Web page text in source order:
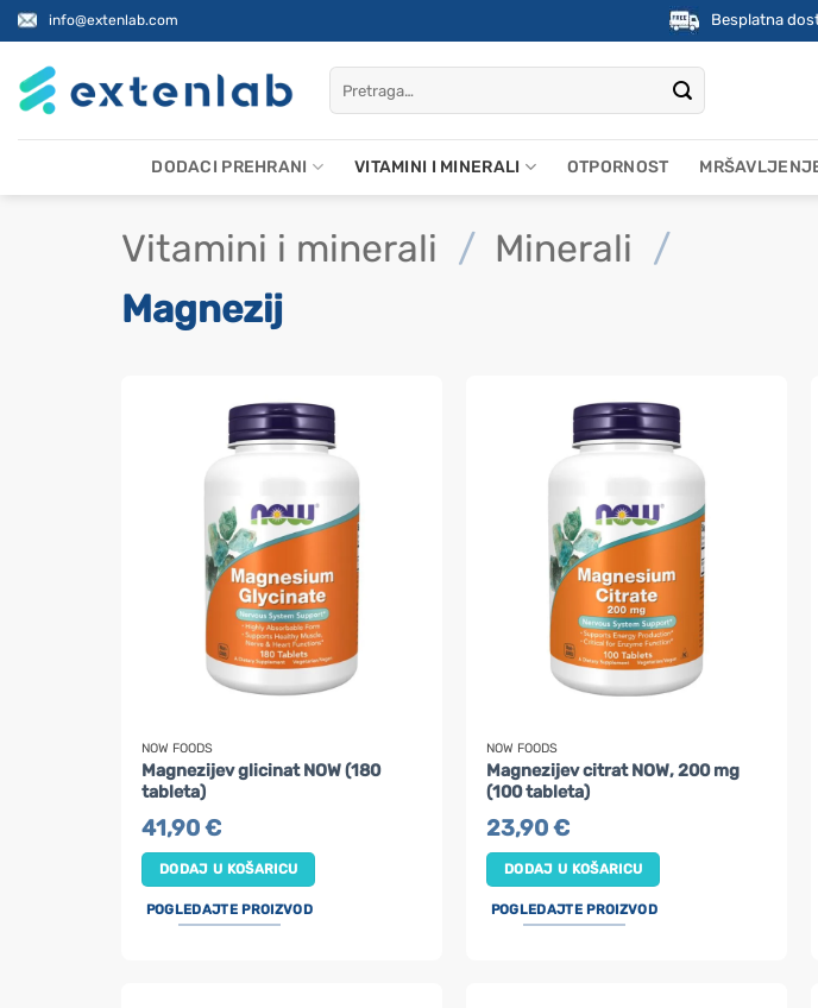
Skip
to
content
info@extenlab.com Besplatna
DODACI PREHRANI VITAMINI I MINERALI OTPORNOST
Vitamini i minerali / Minerali /
Magnezij
NOW FOODS
Magnezijev glicinat NOW (180
tableta)
41,90€
DODAJ U KOŠARICU
POGLEDAJTE PROIZVOD
NOW FOODS
Magnezijev citrat NOW, 200 mg
(100 tableta)
23,90€
DODAJ U KOŠARICU
POGLEDAJTE PROIZVOD